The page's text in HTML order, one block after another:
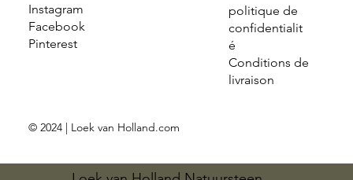
Instagram
Facebook
Pinterest
politique de
confidentialit
é
Conditions de
livraison
© 2024 | Loek van Holland.com